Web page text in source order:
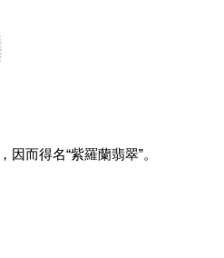
而得名“紫羅蘭翡翠”。